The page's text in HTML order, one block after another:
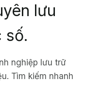
lưu
số.
nghiệp lưu trữ
Tìm kiếm nhanh